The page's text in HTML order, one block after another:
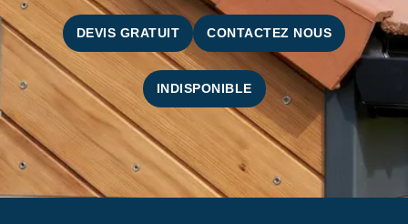
DEVIS GRATUIT CONTACTEZ NOUS
INDISPONIBLE